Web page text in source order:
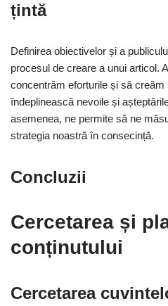
țintă
Definirea obiectivelor și a
procesul de creare a unui articol.
concentrăm eforturile și să creăm
îndeplinească nevoile și
asemenea, ne permite să ne
strategia noastră în consecință.
Concluzii
Cercetarea și
conținutului
Cercetarea